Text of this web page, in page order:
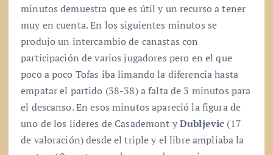
minutos demuestra que es útil y un recurso a tener
muy en cuenta. En los siguientes minutos se
produjo un intercambio de canastas con
participación de varios jugadores pero en el que
poco a poco Tofas iba limando la diferencia hasta
empatar el partido (38-38) a falta de 3 minutos para
el descanso. En esos minutos apareció la figura de
uno de los líderes de Casademont yDubljevic (17
de valoración) desde el triple y el libre ampliaba la